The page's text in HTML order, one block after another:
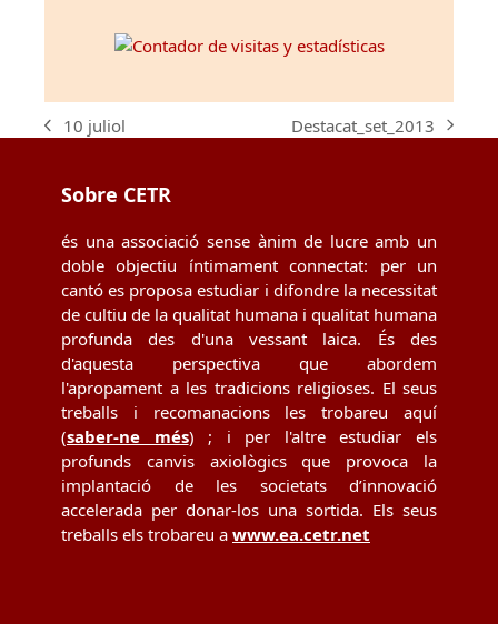
previous
10 juliol
next
Destacat_set_2013
Sobre CETR
és una associació sense ànim de lucre amb un
doble objectiu íntimament connectat: per un
cantó es proposa estudiar i difondre la necessitat
de cultiu de la qualitat humana i qualitat humana
profunda des d'una vessant laica. És des
d'aquesta perspectiva que abordem
l'apropament a les tradicions religioses. El seus
treballs i recomanacions les trobareu aquí
(saber-ne més) ; i per l'altre estudiar els
profunds canvis axiològics que provoca la
implantació de les societats d’innovació
accelerada per donar-los una sortida. Els seus
treballs els trobareu a www.ea.cetr.net